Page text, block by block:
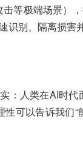
等极端场景）
识别、隔离损害
：人类在AI时
可以告诉我们